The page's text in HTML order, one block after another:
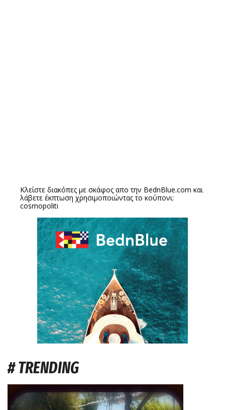
Κλείστε διακόπες με σκάφος απο την BednBlue.com και
λάβετε έκπτωση χρησιμοποιώντας το κούπονι:
cosmopoliti
# TRENDING